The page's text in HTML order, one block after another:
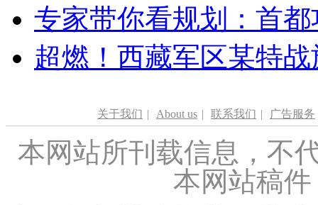
专家带你看规划：首
超燃！西藏军区某特
关于我们 | About us | 联系我们 | 广告服务
本网站所刊载信息，不
本网站稿